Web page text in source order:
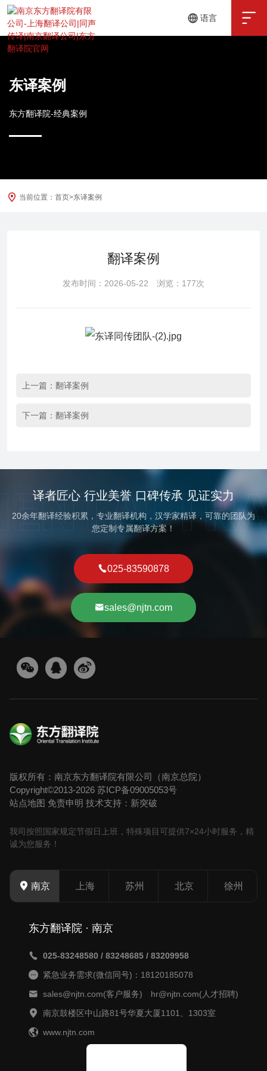
语言 
东译案例
东方翻译院-经典案例
当前位置： 首页>东译案例
翻译案例
发布时间：2026-05-22 浏览：177次
上一篇： 翻译案例
下一篇： 翻译案例
译者匠心 行业美誉 口碑传承 见证实力
20余年翻译经验积累，专业翻译机构，汉学家精译，可靠的团队为
您定制专属翻译方案！
025-83590878
sales@njtn.com
版权所有：南京东方翻译院有限公司（南京总院）
Copyright©2013-2026 苏ICP备09005053号
站点地图 免责申明 技术支持：新突破
我司按照国家规定节假日上班，特殊项目可提供7×24小时服务，精
诚为您服务！
南京 上海 苏州 北京 徐州
东方翻译院 · 南京
025-83248580 / 83248685 / 83209958
紧急业务需求(微信同号)：18120185078
sales@njtn.com(客户服务) hr@njtn.com(人才招聘)
南京鼓楼区中山路81号华夏大厦1101、1303室
www.njtn.com